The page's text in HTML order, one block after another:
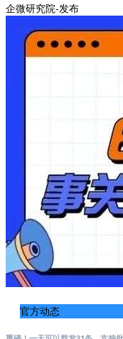
企微研究院-发布
官方动态